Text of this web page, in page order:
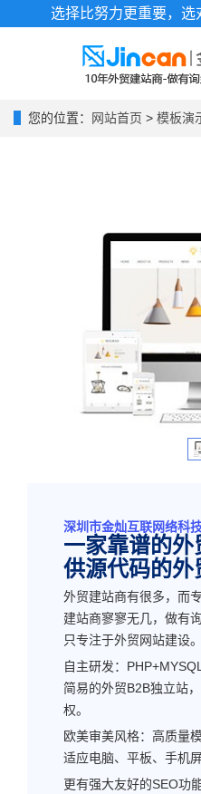
选择比努力更重要，选
您的位置： 网站首页 > 模板演
深圳市金灿互联网络科
一家靠谱的
供源代码的外
外贸建站商有很多，而
建站商寥寥无几，做有
只专注于外贸网站建设。
自主研发：
简易的外贸B2B独立站
权。
欧美审美风格：高质量
适应电脑、平板、手机
更有强大友好的SEO功